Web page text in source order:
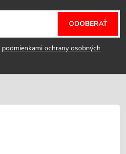
podmienkami ochrany osobných
ODOBERAŤ